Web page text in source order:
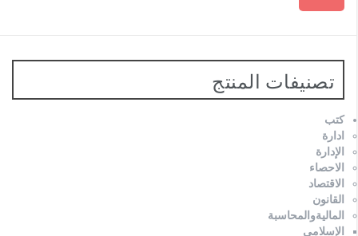
تصنيفات المنتج
كتب
ادارة
الإدارة
الاحصاء
الاقتصاد
القانون
الماليةوالمحاسبة
الإسلامي